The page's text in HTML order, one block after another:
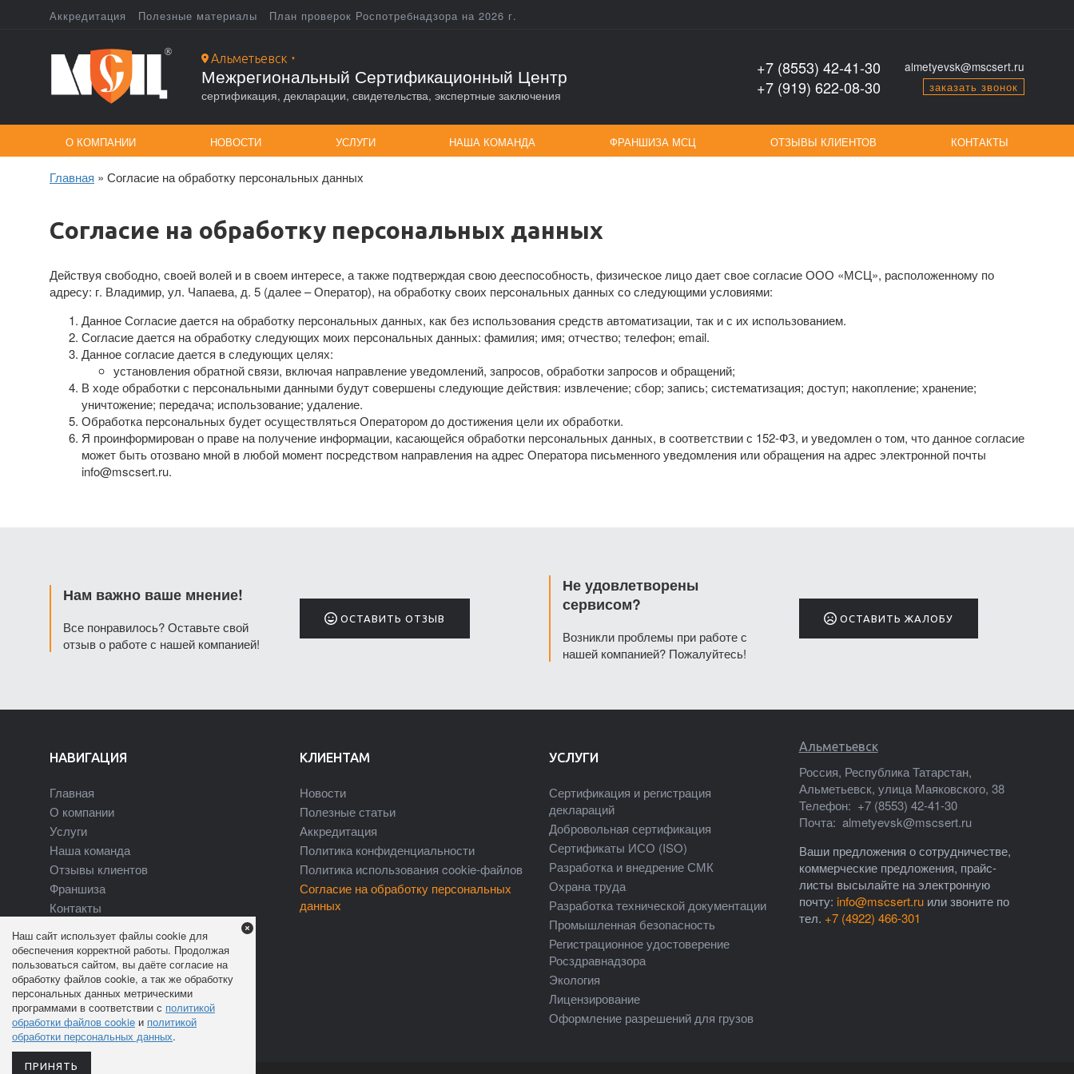
содержаниюmenu
Аккредитация Полезные материалы План проверок Роспотребнадзора на 2026 г.
Альметьевск ▼
Межрегиональный Сертификационный Центр
сертификация, декларации, свидетельства, экспертные заключения
almetyevsk@mscsert.ru
заказать звонок
+7 (8553) 42-41-30
+7 (919) 622-08-30
О КОМПАНИИ НОВОСТИ УСЛУГИ НАША КОМАНДА ФРАНШИЗА МСЦ ОТЗЫВЫ КЛИЕНТОВ КОНТАКТЫ
навигации
Главная Согласие на обработку персональных данных
Согласие на обработку персональных данных
Действуя свободно, своей волей и в своем интересе, а также подтверждая свою дееспособность, физическое лицо дает свое согласие ООО «МСЦ», расположенному по
адресу: г. Владимир, ул. Чапаева, д. 5 (далее – Оператор), на обработку своих персональных данных со следующими условиями:
Данное Согласие дается на обработку персональных данных, как без использования средств автоматизации, так и с их использованием.
Согласие дается на обработку следующих моих персональных данных: фамилия; имя; отчество; телефон; email.
Данное согласие дается в следующих целях:
установления обратной связи, включая направление уведомлений, запросов, обработки запросов и обращений;
В ходе обработки с персональными данными будут совершены следующие действия: извлечение; сбор; запись; систематизация; доступ; накопление; хранение;
уничтожение; передача; использование; удаление.
Обработка персональных будет осуществляться Оператором до достижения цели их обработки.
Я проинформирован о праве на получение информации, касающейся обработки персональных данных, в соответствии с 152-ФЗ, и уведомлен о том, что данное согласие
может быть отозвано мной в любой момент посредством направления на адрес Оператора письменного уведомления или обращения на адрес электронной почты
info@mscsert.ru.
Нам важно ваше мнение!
Все понравилось? Оставьте свой
отзыв о работе с нашей компанией!
ОСТАВИТЬ ОТЗЫВ
Не удовлетворены
сервисом?
Возникли проблемы при работе с
нашей компанией? Пожалуйтесь!
ОСТАВИТЬ ЖАЛОБУ
НАВИГАЦИЯ
Главная
О компании
Услуги
Наша команда
Отзывы клиентов
Франшиза
Контакты
КЛИЕНТАМ
Новости
Полезные статьи
Аккредитация
Политика конфиденциальности
Политика использования cookie-файлов
Согласие на обработку персональных
данных
УСЛУГИ
Сертификация и регистрация
деклараций
Добровольная сертификация
Сертификаты ИСО (ISO)
Разработка и внедрение СМК
Охрана труда
Разработка технической документации
Промышленная безопасность
Регистрационное удостоверение
Росздравнадзора
Экология
Лицензирование
Оформление разрешений для грузов
Альметьевск
Россия, Республика Татарстан,
Альметьевск, улица Маяковского, 38
Телефон: +7 (8553) 42-41-30
Почта: almetyevsk@mscsert.ru
Ваши предложения о сотрудничестве,
коммерческие предложения, прайс-
листы высылайте на электронную
почту: info@mscsert.ruили звоните по
тел. +7 (4922) 466-301
Наш сайт использует файлы cookie для
обеспечения корректной работы. Продолжая
пользоваться сайтом, вы даёте согласие на
обработку файлов cookie, а так же обработку
персональных данных метрическими
программами в соответствии с политикой
обработки файлов cookie и политикой
обработки персональных данных.
ПРИНЯТЬ